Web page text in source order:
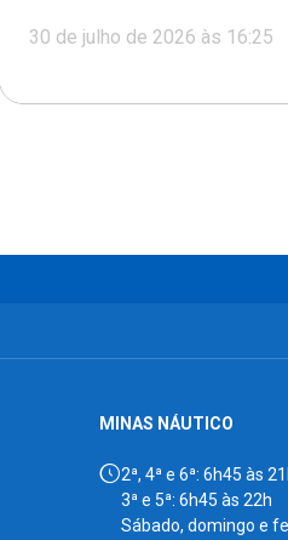
30 de julho de 2026 às 16:25
MINAS NÁUTICO
2ª, 4ª e 6ª: 6h45 às
3ª e 5ª: 6h45 às 22h
Sábado, domingo e